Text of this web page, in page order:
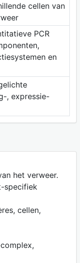
cellen van
PCR
en
, expressie-
het verweer.
specifiek
cellen,